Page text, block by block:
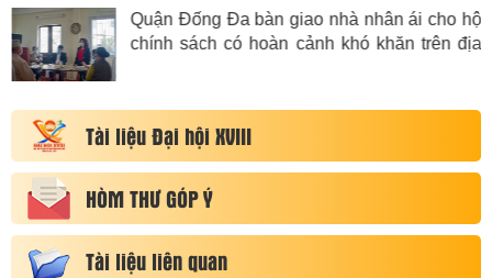
Quận Đống Đa bàn giao nhà nhân ái cho hộ
chính sách có hoàn cảnh khó khăn trên địa
Tài liệu Đại hội XVIII
HÒM THƯ GÓP Ý
Tài liệu liên quan